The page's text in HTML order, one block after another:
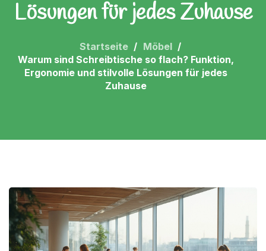
Lösungen für jedes Zuhause
Startseite
Möbel
Warum sind Schreibtische so flach? Funktion,
Ergonomie und stilvolle Lösungen für jedes
Zuhause